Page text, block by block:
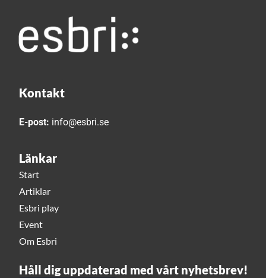
Kontakt
E-post: info@esbri.se
Länkar
Start
Artiklar
Esbri play
Event
Om Esbri
Håll dig uppdaterad med vårt nyhetsbrev!